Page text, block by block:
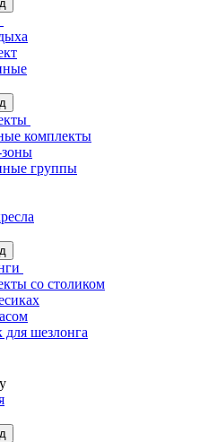
комплекты
группы
со столиком
для шезлонга